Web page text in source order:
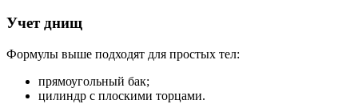
Учет днищ
Формулы выше подходят для простых тел:
прямоугольный бак;
цилиндр с плоскими торцами.